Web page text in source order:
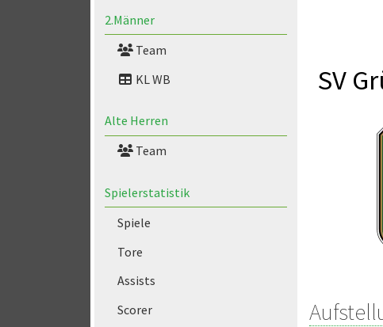
2.Männer
Team
KL WB
Alte Herren
Team
Spielerstatistik
Spiele
Tore
Assists
Scorer
SV